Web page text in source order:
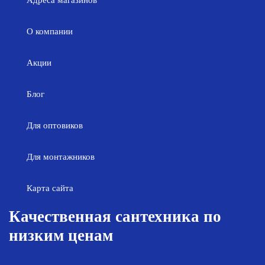
О компании
Акции
Блог
Для оптовиков
Для монтажников
Карта сайта
Качественная сантехника по
низким ценам